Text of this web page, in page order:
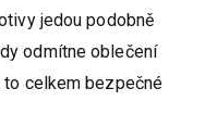
jedou podobně
odmítne oblečení
to celkem bezpečné